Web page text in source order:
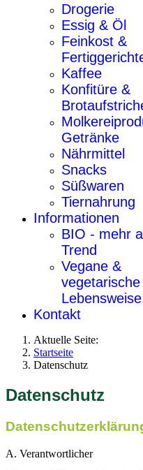
Drogerie
Essig & Öl
Feinkost &
Kaffee
Konfitüre &
Getränke
Nährmittel
Snacks
Süßwaren
Tiernahrung
Informationen
BIO - mehr
Trend
Vegane &
vegetarische
Lebensweise
Kontakt
Aktuelle Seite:
Startseite
Datenschutz
Datenschutz
A. Verantwortlicher